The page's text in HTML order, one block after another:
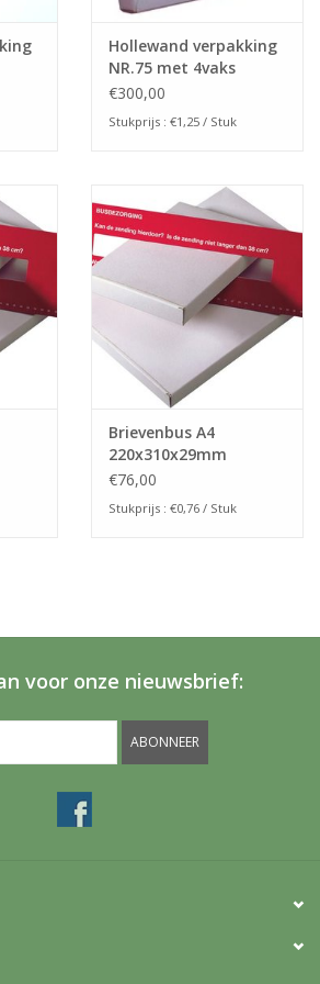
Hollewand verpakking
NR.75 met 4vaks
interieur (240stuks)
€300,00
Stukprijs : €1,25 / Stuk
Brievenbus A4
220x310x29mm
€76,00
Stukprijs : €0,76 / Stuk
voor onze nieuwsbrief:
ABONNEER